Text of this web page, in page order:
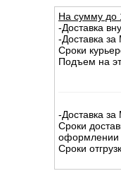
На сумму до
-Доставка
-Доставка
Сроки
Подъем на
-Доставка
Сроки
оформлении
Сроки